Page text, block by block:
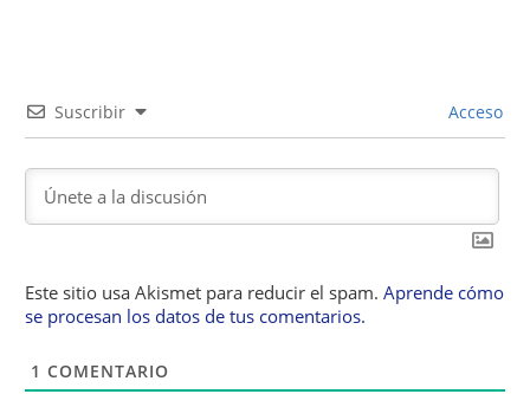
Suscribir Acceso
Este sitio usa Akismet para reducir el spam. Aprende cómo
se procesan los datos de tus comentarios.
1 COMENTARIO